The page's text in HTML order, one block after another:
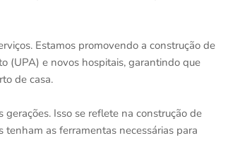
Estamos promovendo a construção de
(UPA) e novos hospitais, garantindo que
de casa.
Isso se reflete na construção de
tenham as ferramentas necessárias para